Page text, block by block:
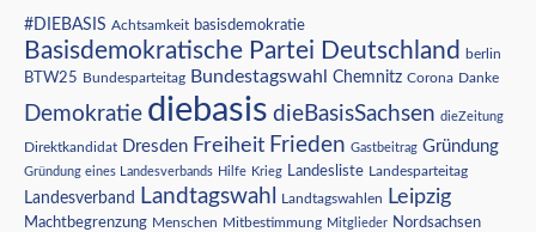
#DIEBASIS Achtsamkeit basisdemokratie
Basisdemokratische Partei Deutschland berlin
BTW25 Bundesparteitag Bundestagswahl Chemnitz Corona Danke
Demokratie diebasis dieBasisSachsen dieZeitung
Direktkandidat Dresden Freiheit Frieden Gastbeitrag Gründung
Gründung eines Landesverbands Hilfe Krieg Landesliste Landesparteitag
Landesverband Landtagswahl Landtagswahlen Leipzig
Machtbegrenzung Menschen Mitbestimmung Mitglieder Nordsachsen